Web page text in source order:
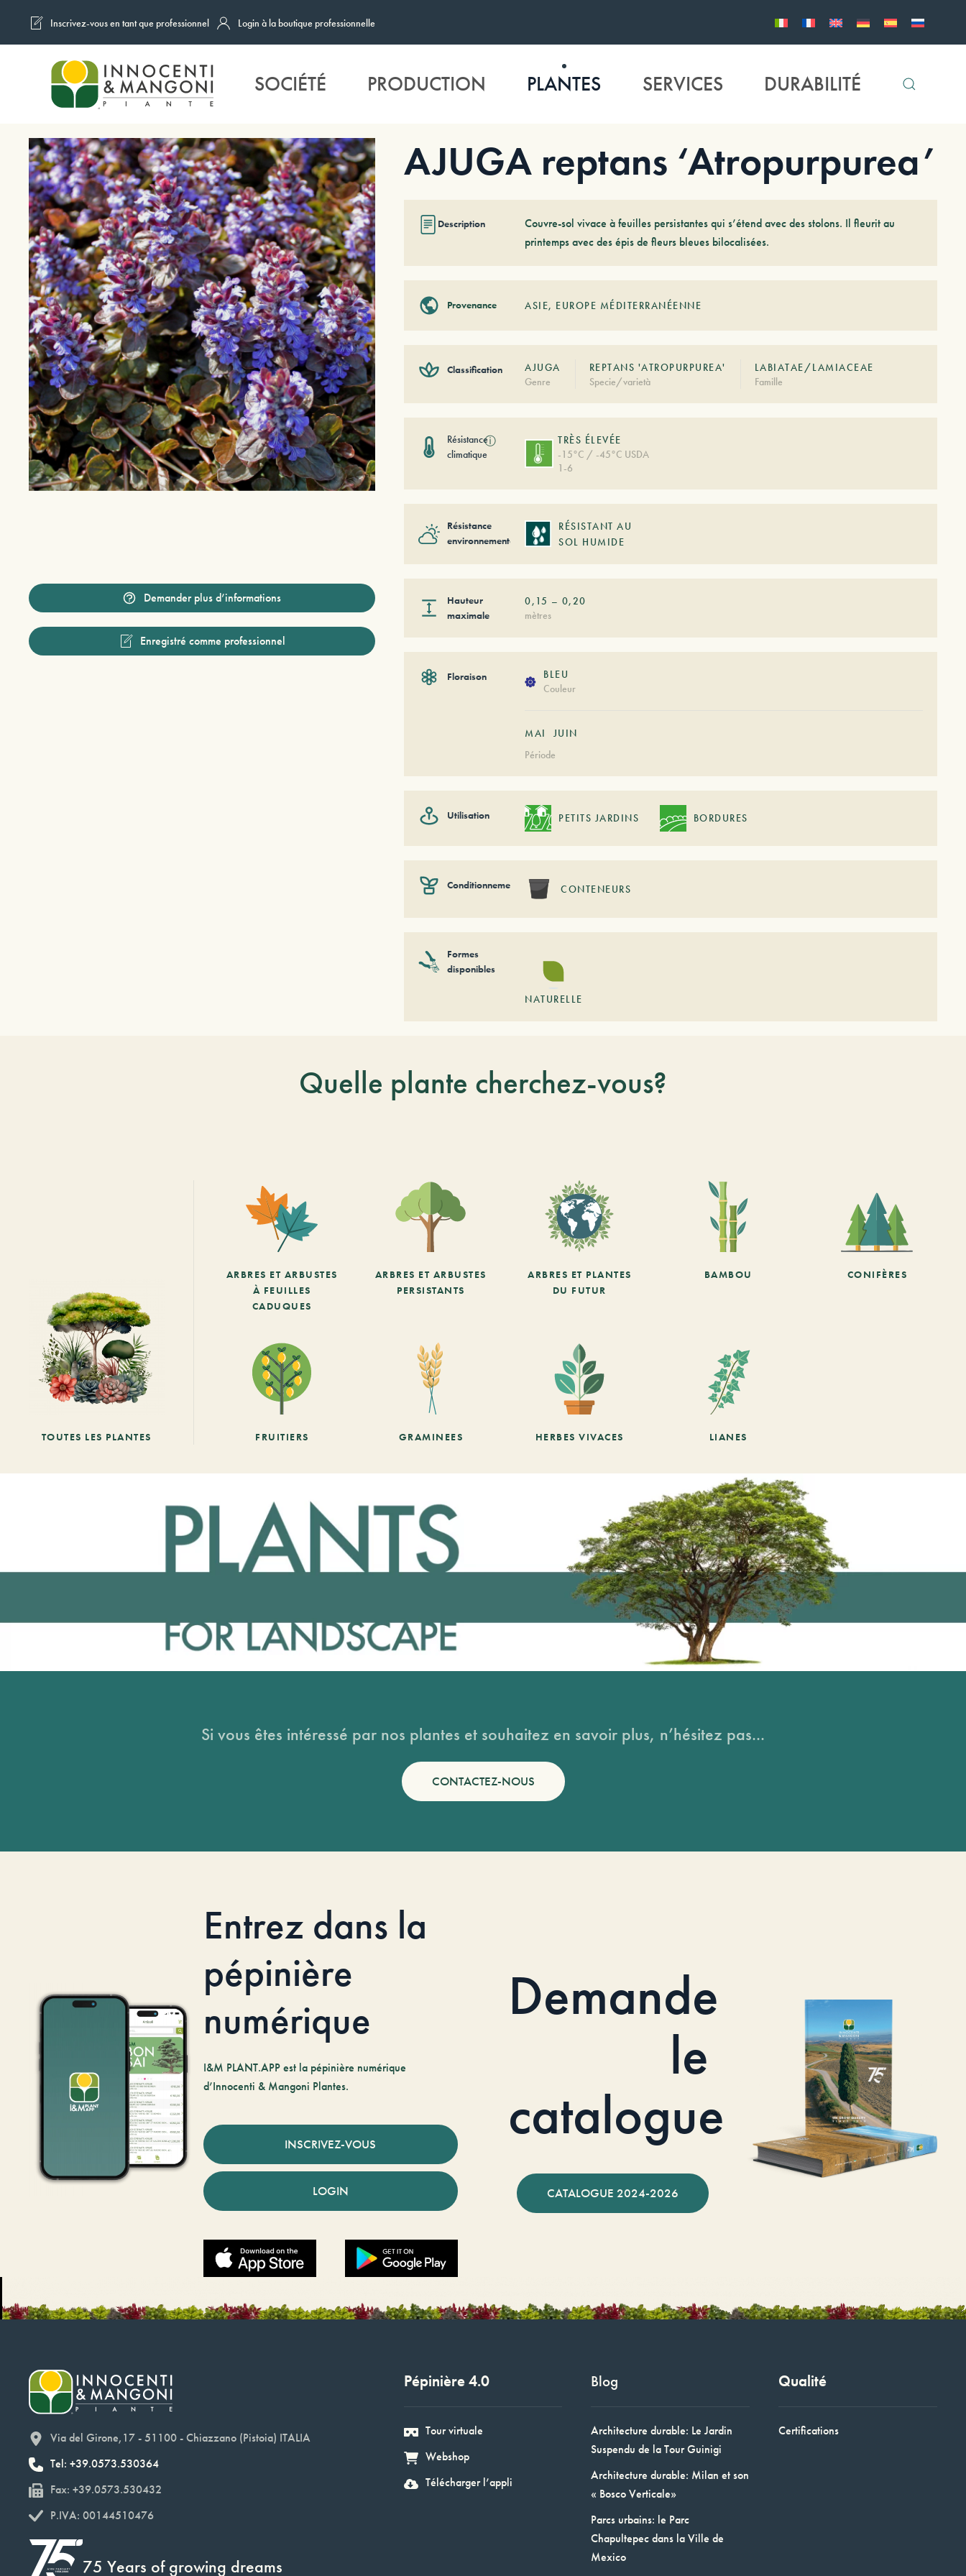
Skip to main content
Inscrivez-vous en tant que professionnel Login à la boutique professionnelle
SOCIÉTÉ PRODUCTION PLANTES SERVICES DURABILITÉ
Demander plus d’informations
Enregistré comme professionnel
AJUGA reptans ‘Atropurpurea’
Description
Couvre-sol vivace à feuilles persistantes qui s’étend avec des stolons. Il fleurit au
printemps avec des épis de fleurs bleues bilocalisées.
Provenance ASIE, EUROPE MÉDITERRANÉENNE
Classification
AJUGA
Genre
REPTANS 'ATROPURPUREA'
Specie/varietà
LABIATAE/LAMIACEAE
Famille
Résistance
climatique
ⓘ
TRÈS ÉLEVÉE
-15°C / -45°C USDA
1-6
Résistance
environnementale
RÉSISTANT AU
SOL HUMIDE
Hauteur
maximale
0,15 – 0,20
mètres
Floraison
BLEU
Couleur
MAI
JUIN
Période
Utilisation PETITS JARDINS BORDURES
Conditionnement CONTENEURS
Formes
disponibles
NATURELLE
Quelle plante cherchez-vous?
TOUTES LES PLANTES
ARBRES ET ARBUSTES
À FEUILLES
CADUQUES
ARBRES ET ARBUSTES
PERSISTANTS
ARBRES ET PLANTES
DU FUTUR
BAMBOU CONIFÈRES
FRUITIERS GRAMINEES HERBES VIVACES LIANES
Si vous êtes intéressé par nos plantes et souhaitez en savoir plus, n’hésitez pas...
CONTACTEZ-NOUS
Entrez dans la
pépinière
numérique
I&M PLANT.APP est la pépinière numérique
d’Innocenti & Mangoni Plantes.
INSCRIVEZ-VOUS
LOGIN
Demande
le
catalogue
CATALOGUE 2024-2026
Via del Girone,17 - 51100 - Chiazzano (Pistoia) ITALIA
Tel: +39.0573.530364
Fax: +39.0573.530432
P.IVA: 00144510476
75 Years of growing dreams
Pépinière 4.0
Tour virtuale
Webshop
Télécharger l’appli
Blog
Architecture durable: Le Jardin
Suspendu de la Tour Guinigi
Architecture durable: Milan et son
« Bosco Verticale»
Parcs urbains: le Parc
Chapultepec dans la Ville de
Mexico
Qualité
Certifications